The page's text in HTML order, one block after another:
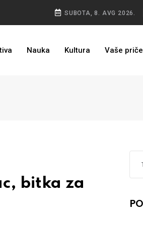
SUBOTA, 8. AVG 2026.
Nauka Kultura Vaše priče
bitka za